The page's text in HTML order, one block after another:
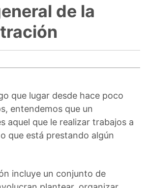
de la
que lugar desde hace poco
entendemos que un
aquel que le realizar trabajos a
que está prestando algún
incluye un conjunto de